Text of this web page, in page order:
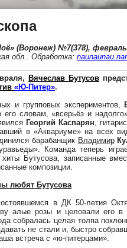
(Воронеж) №7(378), февраль
обл.. Обработка:
Вячеслав Бутусов
«Ю-Питер».
и групповых экспериментов,
его словам, «всерьёз и
Георгий Каспарян,
в «Аквариуме» на всех
барабанщик Владимир
Команда теперь
хиты Бутусова, записанные
композиции.
любят Бутусова
в ДК 50-летия
алые розы и целовали его
собралась целая толпа
не стали и, быстро
встреча с «ю-питерцами».